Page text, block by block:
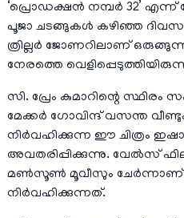
‘പ്രൊഡക്ഷൻ നമ്പർ 32’ എന്ന്
പൂജാ ചടങ്ങുകൾ കഴിഞ്ഞ
ത്രില്ലർ ജോണറിലാണ്
നേരത്തെ
സി. പ്രേം കുമാറിന്റെ
മേക്കർ ഗോവിന്ദ് വസന്ത
നിർവഹിക്കുന്ന ഈ ചിത്രം
അവതരിപ്പിക്കുന്നു. വേൽസ്
മൺസൂൺ മൂവീസും ചേർന്നാണ്
നിർവഹിക്കുന്നത്.